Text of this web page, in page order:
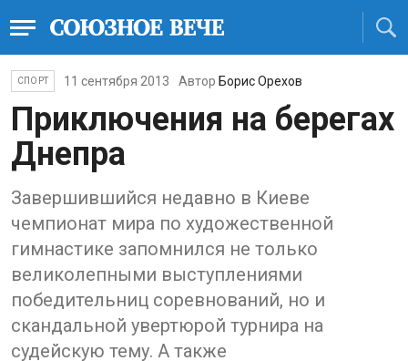
СПОРТ 11 сентября 2013 Автор Борис Орехов
Приключения на берегах
Днепра
Завершившийся недавно в Киеве
чемпионат мира по художественной
гимнастике запомнился не только
великолепными выступлениями
победительниц соревнований, но и
скандальной увертюрой турнира на
судейскую тему. А также